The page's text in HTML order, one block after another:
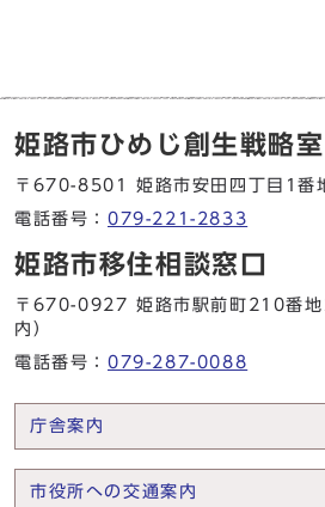
姫路市ひめじ創生戦略室
〒670-8501 姫路市安田四丁目1番
電話番号： 079-221-2833
姫路市移住相談窓口
〒670-0927 姫路市駅前町210番地
内）
電話番号： 079-287-0088
庁舎案内
市役所への交通案内